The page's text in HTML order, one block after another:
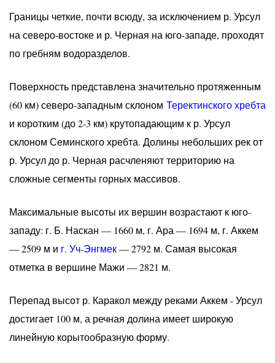
Границы четкие, почти всюду, за исключением р. Урсул
на северо-востоке и р. Черная на юго-западе, проходят
по гребням водоразделов.
Поверхность представлена значительно протяженным
(60 км) северо-западным склоном Теректинского хребта
и коротким (до 2-3 км) крутопадающим к р. Урсул
склоном Семинского хребта. Долины небольших рек от
р. Урсул до р. Черная расчленяют территорию на
сложные сегменты горных массивов.
Максимальные высоты их вершин возрастают к юго-
западу: г. Б. Наскан — 1660 м, г. Ара — 1694 м, г. Аккем
— 2509 м и г. Уч-Энгмек— 2792 м. Самая высокая
отметка в вершине Мажи — 2821 м.
Перепад высот р. Каракол между реками Аккем - Урсул
достигает 100 м, а речная долина имеет широкую
линейную корытообразную форму.